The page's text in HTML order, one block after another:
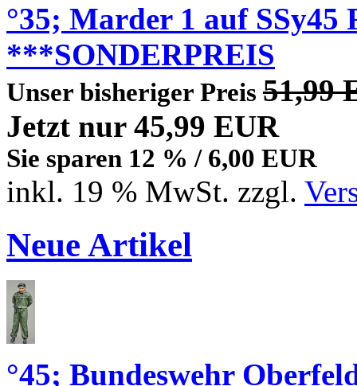
°35; Marder 1 auf SSy45
***SONDERPREIS
Unser bisheriger Preis 51,99
Jetzt nur 45,99 EUR
Sie sparen 12 % / 6,00 EUR
inkl. 19 % MwSt. zzgl.
Neue Artikel
°45; Bundeswehr